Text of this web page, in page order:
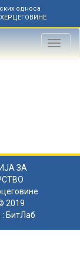
односа
Toggle
ЗА
2019
: БитЛаб